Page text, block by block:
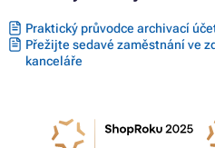
Praktický průvodce archivací
Přežijte sedavé zaměstnání ve
kanceláře